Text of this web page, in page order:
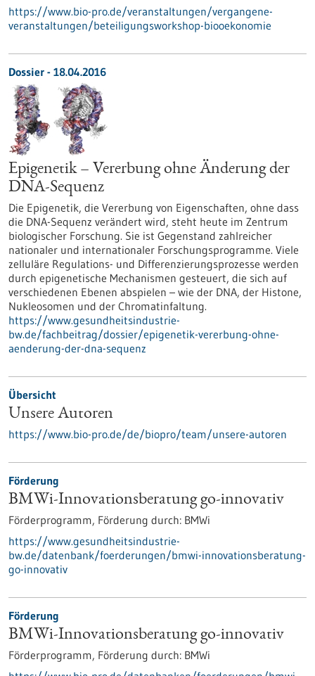
https://www.bio-pro.de/veranstaltungen/vergangene-
veranstaltungen/beteiligungsworkshop-biooekonomie
Dossier - 18.04.2016
Epigenetik – Vererbung ohne Änderung der
DNA-Sequenz
Die Epigenetik, die Vererbung von Eigenschaften, ohne dass
die DNA-Sequenz verändert wird, steht heute im Zentrum
biologischer Forschung. Sie ist Gegenstand zahlreicher
nationaler und internationaler Forschungsprogramme. Viele
zelluläre Regulations- und Differenzierungsprozesse werden
durch epigenetische Mechanismen gesteuert, die sich auf
verschiedenen Ebenen abspielen – wie der DNA, der Histone,
Nukleosomen und der Chromatinfaltung.
https://www.gesundheitsindustrie-
bw.de/fachbeitrag/dossier/epigenetik-vererbung-ohne-
aenderung-der-dna-sequenz
Übersicht
Unsere Autoren
https://www.bio-pro.de/de/biopro/team/unsere-autoren
Förderung
BMWi-Innovationsberatung go-innovativ
Förderprogramm, Förderung durch: BMWi
https://www.gesundheitsindustrie-
bw.de/datenbank/foerderungen/bmwi-innovationsberatung-
go-innovativ
Förderung
BMWi-Innovationsberatung go-innovativ
Förderprogramm, Förderung durch: BMWi